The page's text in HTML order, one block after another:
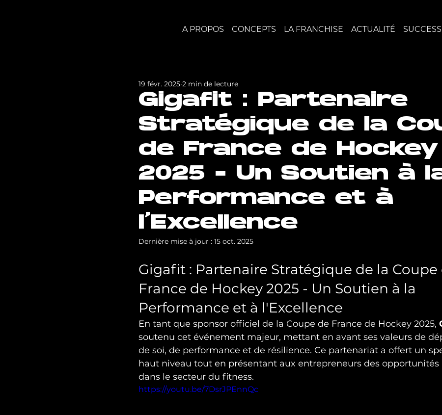
A PROPOS CONCEPTS LA FRANCHISE ACTUALITÉ
Gigafit : Partenaire
Stratégique de la
de France de Hockey
2025 - Un Soutien à
Performance et à
l'Excellence
19 févr. 2025 2 min de lecture
Dernière mise à jour : 15 oct. 2025
Gigafit : Partenaire Stratégique de la Coupe
France de Hockey 2025 - Un Soutien à la
Performance et à l'Excellence
En tant que sponsor officiel de la Coupe de France de Hockey 2025,
soutenu cet événement majeur, mettant en avant ses valeurs de
de soi, de performance et de résilience. Ce partenariat a offert un
haut niveau tout en présentant aux entrepreneurs des opportunités
dans le secteur du fitness.
https://youtu.be/7DsrJPEnnQc